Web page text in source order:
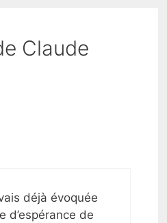
Claude
déjà évoquée
d’espérance de